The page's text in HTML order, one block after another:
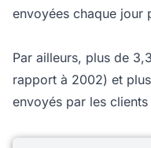
envoyées chaque jour
Par ailleurs, plus de
rapport à 2002) et
envoyés par les